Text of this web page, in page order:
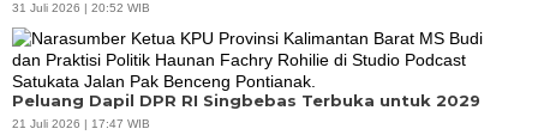
31 Juli 2026 | 20:52 WIB
Peluang Dapil DPR RI Singbebas Terbuka untuk 2029
21 Juli 2026 | 17:47 WIB